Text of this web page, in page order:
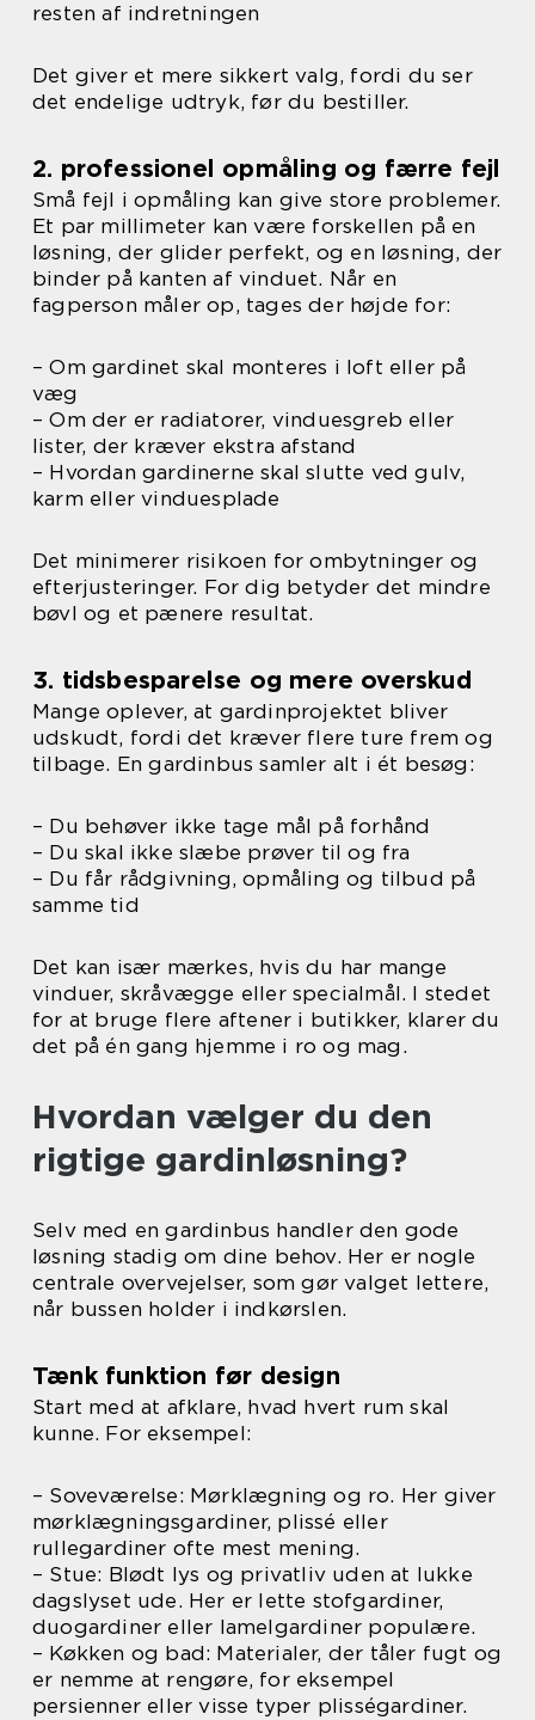
resten af indretningen
Det giver et mere sikkert valg, fordi du ser
det endelige udtryk, før du bestiller.
2. professionel opmåling og færre fejl
Små fejl i opmåling kan give store problemer.
Et par millimeter kan være forskellen på en
løsning, der glider perfekt, og en løsning, der
binder på kanten af vinduet. Når en
fagperson måler op, tages der højde for:
– Om gardinet skal monteres i loft eller på
væg
– Om der er radiatorer, vinduesgreb eller
lister, der kræver ekstra afstand
– Hvordan gardinerne skal slutte ved gulv,
karm eller vinduesplade
Det minimerer risikoen for ombytninger og
efterjusteringer. For dig betyder det mindre
bøvl og et pænere resultat.
3. tidsbesparelse og mere overskud
Mange oplever, at gardinprojektet bliver
udskudt, fordi det kræver flere ture frem og
tilbage. En gardinbus samler alt i ét besøg:
– Du behøver ikke tage mål på forhånd
– Du skal ikke slæbe prøver til og fra
– Du får rådgivning, opmåling og tilbud på
samme tid
Det kan især mærkes, hvis du har mange
vinduer, skråvægge eller specialmål. I stedet
for at bruge flere aftener i butikker, klarer du
det på én gang hjemme i ro og mag.
Hvordan vælger du den
rigtige gardinløsning?
Selv med en gardinbus handler den gode
løsning stadig om dine behov. Her er nogle
centrale overvejelser, som gør valget lettere,
når bussen holder i indkørslen.
Tænk funktion før design
Start med at afklare, hvad hvert rum skal
kunne. For eksempel:
– Soveværelse: Mørklægning og ro. Her giver
mørklægningsgardiner, plissé eller
rullegardiner ofte mest mening.
– Stue: Blødt lys og privatliv uden at lukke
dagslyset ude. Her er lette stofgardiner,
duogardiner eller lamelgardiner populære.
– Køkken og bad: Materialer, der tåler fugt og
er nemme at rengøre, for eksempel
persienner eller visse typer plisségardiner.